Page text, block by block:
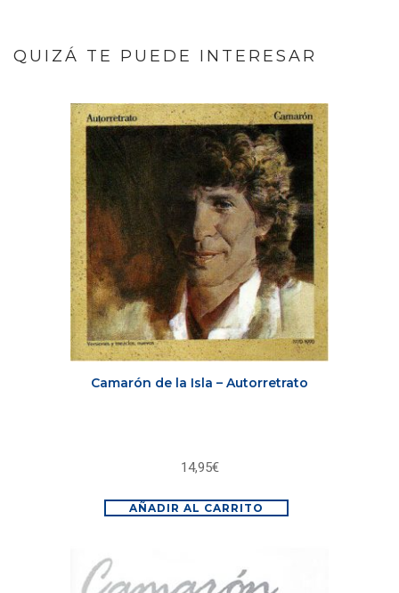
QUIZÁ TE PUEDE INTERESAR
Camarón de la Isla – Autorretrato
14,95€
AÑADIR AL CARRITO